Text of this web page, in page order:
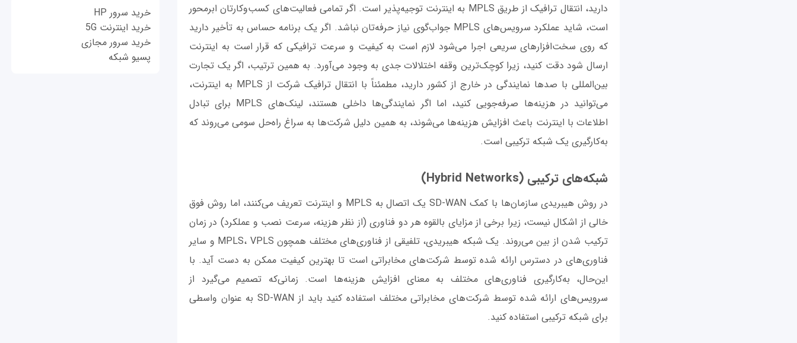
دارید، انتقال ترافیک از طریق MPLS به اینترنت توجیه‌پذیر است. اگر تمامی فعالیت‌های کسب‌وکارتان ابرمحور
است، شاید عملکرد سرویس‌های MPLS جواب‌گوی نیاز حرفه‌تان نباشد. اگر یک برنامه حساس به تأخیر دارید
که روی سخت‌افزارهای سریعی اجرا می‌شود لازم است به کیفیت و سرعت ترافیکی که قرار است به اینترنت
ارسال شود دقت کنید، زیرا کوچک‌ترین وقفه اختلالات جدی به وجود می‌آورد. به همین ترتیب، اگر یک تجارت
بین‌المللی با صدها نمایندگی در خارج از کشور دارید، مطمئناً با انتقال ترافیک شرکت از MPLS به اینترنت،
می‌توانید در هزینه‌ها صرفه‌جویی کنید، اما اگر نمایندگی‌ها داخلی هستند، لینک‌های MPLS برای تبادل
اطلاعات با اینترنت باعث افزایش هزینه‌ها می‌شوند، به همین دلیل شرکت‌ها به سراغ راه‌حل سومی می‌روند که
به‌کارگیری یک شبکه‌ ترکیبی است.
شبکه‌های ترکیبی (Hybrid Networks)
در روش هیبریدی سازمان‌ها با کمک SD-WAN یک اتصال به MPLS و اینترنت تعریف می‌کنند، اما روش فوق
خالی از اشکال نیست، زیرا برخی از مزایای بالقوه هر دو فناوری (از نظر هزینه، سرعت نصب و عملکرد) در زمان
ترکیب شدن از بین می‌روند. یک شبکه هیبریدی، تلفیقی از فناوری‌های مختلف همچون MPLS، VPLS و سایر
فناوری‌های در دسترس ارائه شده توسط شرکت‌های مخابراتی است تا بهترین کیفیت ممکن به دست آید. با
این‌حال، به‌کارگیری فناوری‌های مختلف به معنای افزایش هزینه‌ها است. زمانی‌که تصمیم می‌گیرد از
سرویس‌های ارائه شده توسط شرکت‌های مخابراتی مختلف استفاده کنید باید از SD-WAN به عنوان واسطی
برای شبکه ترکیبی استفاده کنید.
خرید سرور HP
خرید اینترنت 5G
خرید سرور مجازی
پسیو شبکه